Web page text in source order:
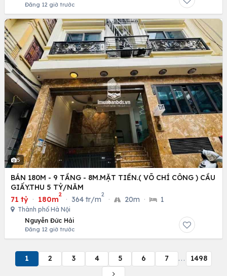
Đăng 12 giờ trước
5
BÁN 180M - 9 TẦNG - 8M.MẶT TIỀN.( VÕ CHÍ CÔNG ) CẦU
GIẤY.THU 5 TỶ/NĂM
71 tỷ · 180m
2
· 364 tr/m
2
· 20m · 1
Thành phố Hà Nội
Nguyễn Đức Hải
Đăng 12 giờ trước
1 2 3 4 5 6 7 ... 1498